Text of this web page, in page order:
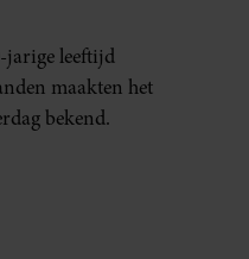
jarige leeftijd
maakten het
bekend.